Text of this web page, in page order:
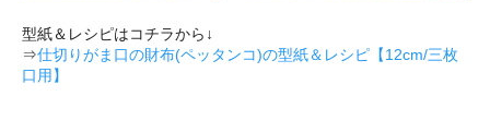
型紙＆レシピはコチラから↓
⇒仕切りがま口の財布(ペッタンコ)の型紙＆レシピ【12cm/三枚
口用】